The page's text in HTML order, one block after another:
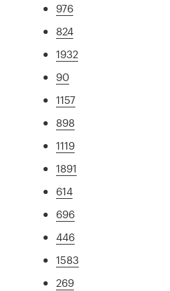
976
824
1932
90
1157
898
1119
1891
614
696
446
1583
269